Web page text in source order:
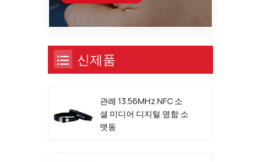
신제품
관례 13.56MHz NFC 소
셜 미디어 디지털 명함 소
맷동